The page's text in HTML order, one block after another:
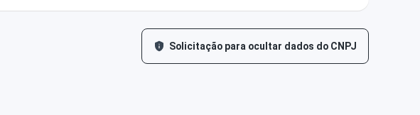
Solicitação para ocultar dados do CNPJ